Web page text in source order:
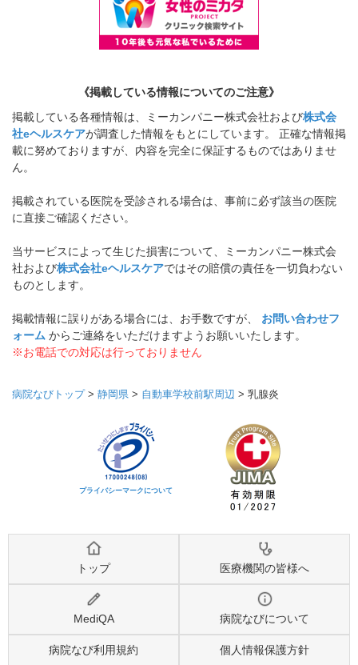
《掲載している情報についてのご注意》
掲載している各種情報は、ミーカンパニー株式会社および株式会
社eヘルスケアが調査した情報をもとにしています。 正確な情報掲
載に努めておりますが、内容を完全に保証するものではありませ
ん。
掲載されている医院を受診される場合は、事前に必ず該当の医院
に直接ご確認ください。
当サービスによって生じた損害について、ミーカンパニー株式会
社および株式会社eヘルスケアではその賠償の責任を一切負わない
ものとします。
掲載情報に誤りがある場合には、お手数ですが、 お問い合わせフ
ォーム からご連絡をいただけますようお願いいたします。
※お電話での対応は行っておりません
病院なびトップ> 静岡県 > 自動車学校前駅周辺 > 乳腺炎
プライバシーマークについて
トップ 医療機関の皆様へ
MediQA 病院なびについて
病院なび利用規約 個人情報保護方針